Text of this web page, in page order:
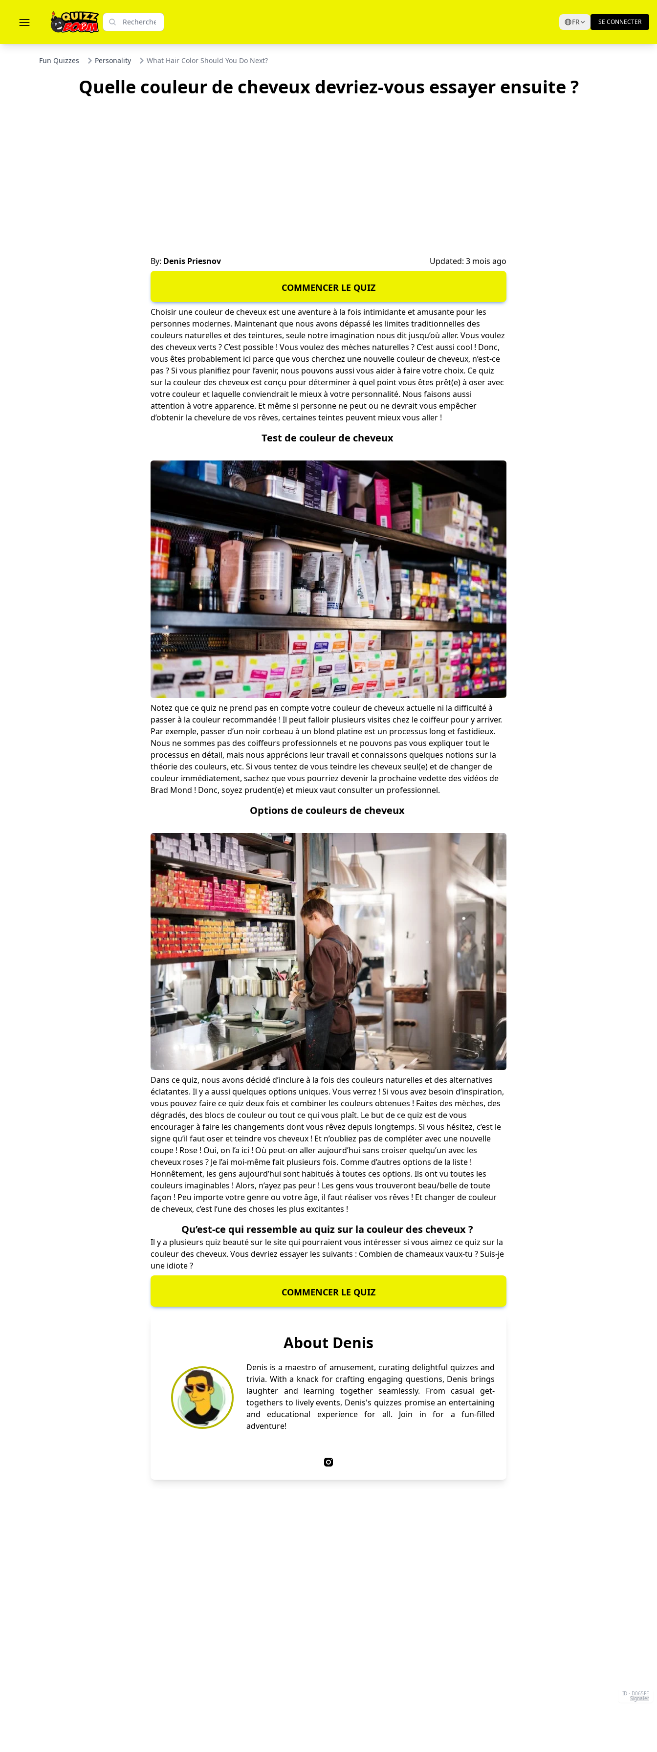
FR SE CONNECTER
Fun Quizzes Personality What Hair Color Should You Do Next?
Quelle couleur de cheveux devriez-vous essayer ensuite ?
By: Denis Priesnov Updated: 3 mois ago
COMMENCER LE QUIZ
Choisir une couleur de cheveux est une aventure à la fois intimidante et amusante pour les
personnes modernes. Maintenant que nous avons dépassé les limites traditionnelles des
couleurs naturelles et des teintures, seule notre imagination nous dit jusqu’où aller. Vous voulez
des cheveux verts ? C’est possible ! Vous voulez des mèches naturelles ? C’est aussi cool ! Donc,
vous êtes probablement ici parce que vous cherchez une nouvelle couleur de cheveux, n’est-ce
pas ? Si vous planifiez pour l’avenir, nous pouvons aussi vous aider à faire votre choix. Ce quiz
sur la couleur des cheveux est conçu pour déterminer à quel point vous êtes prêt(e) à oser avec
votre couleur et laquelle conviendrait le mieux à votre personnalité. Nous faisons aussi
attention à votre apparence. Et même si personne ne peut ou ne devrait vous empêcher
d’obtenir la chevelure de vos rêves, certaines teintes peuvent mieux vous aller !
Test de couleur de cheveux
Notez que ce quiz ne prend pas en compte votre couleur de cheveux actuelle ni la difficulté à
passer à la couleur recommandée ! Il peut falloir plusieurs visites chez le coiffeur pour y arriver.
Par exemple, passer d’un noir corbeau à un blond platine est un processus long et fastidieux.
Nous ne sommes pas des coiffeurs professionnels et ne pouvons pas vous expliquer tout le
processus en détail, mais nous apprécions leur travail et connaissons quelques notions sur la
théorie des couleurs, etc. Si vous tentez de vous teindre les cheveux seul(e) et de changer de
couleur immédiatement, sachez que vous pourriez devenir la prochaine vedette des vidéos de
Brad Mond ! Donc, soyez prudent(e) et mieux vaut consulter un professionnel.
Options de couleurs de cheveux
Dans ce quiz, nous avons décidé d’inclure à la fois des couleurs naturelles et des alternatives
éclatantes. Il y a aussi quelques options uniques. Vous verrez ! Si vous avez besoin d’inspiration,
vous pouvez faire ce quiz deux fois et combiner les couleurs obtenues ! Faites des mèches, des
dégradés, des blocs de couleur ou tout ce qui vous plaît. Le but de ce quiz est de vous
encourager à faire les changements dont vous rêvez depuis longtemps. Si vous hésitez, c’est le
signe qu’il faut oser et teindre vos cheveux ! Et n’oubliez pas de compléter avec une nouvelle
coupe ! Rose ! Oui, on l’a ici ! Où peut-on aller aujourd’hui sans croiser quelqu’un avec les
cheveux roses ? Je l’ai moi-même fait plusieurs fois. Comme d’autres options de la liste !
Honnêtement, les gens aujourd’hui sont habitués à toutes ces options. Ils ont vu toutes les
couleurs imaginables ! Alors, n’ayez pas peur ! Les gens vous trouveront beau/belle de toute
façon ! Peu importe votre genre ou votre âge, il faut réaliser vos rêves ! Et changer de couleur
de cheveux, c’est l’une des choses les plus excitantes !
Qu’est-ce qui ressemble au quiz sur la couleur des cheveux ?
Il y a plusieurs quiz beauté sur le site qui pourraient vous intéresser si vous aimez ce quiz sur la
couleur des cheveux. Vous devriez essayer les suivants : Combien de chameaux vaux-tu ?Suis-je
une idiote?
COMMENCER LE QUIZ
About Denis
Denis is a maestro of amusement, curating delightful quizzes and
trivia. With a knack for crafting engaging questions, Denis brings
laughter and learning together seamlessly. From casual get-
togethers to lively events, Denis's quizzes promise an entertaining
and educational experience for all. Join in for a fun-filled
adventure!
ID · D065FE
Signaler